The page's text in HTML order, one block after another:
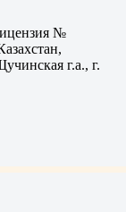
№
г.а., г.